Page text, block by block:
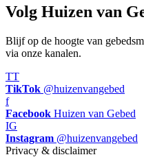
Volg Huizen van
Blijf op de hoogte van
via onze kanalen.
TT
TikTok @huizenvangebed
f
Facebook Huizen van Gebed
IG
Instagram @huizenvangebed
Privacy & disclaimer